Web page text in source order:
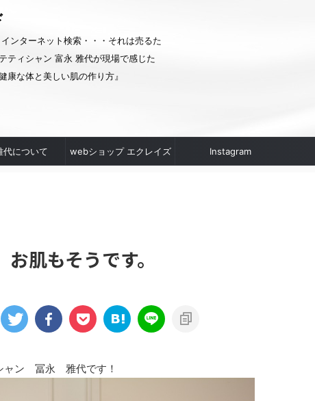
ンターネット検索・・・それは売るた
ティシャン 富永 雅代が現場で感じた
な体と美しい肌の作り方』
代について webショップ エクレイズ Instagram
肌もそうです。
ャン 冨永 雅代です！